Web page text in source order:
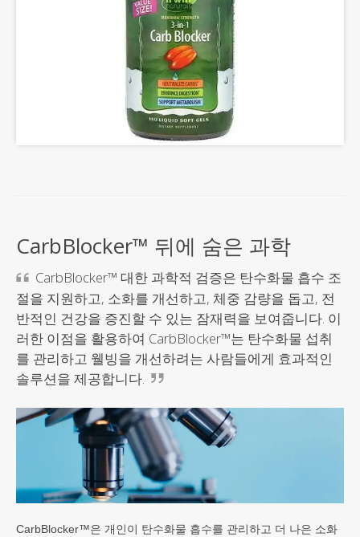
CarbBlocker™ 뒤에 숨은 과학
CarbBlocker™ 대한 과학적 검증은 탄수화물 흡수 조
절을 지원하고, 소화를 개선하고, 체중 감량을 돕고, 전
반적인 건강을 증진할 수 있는 잠재력을 보여줍니다. 이
러한 이점을 활용하여 CarbBlocker™는 탄수화물 섭취
를 관리하고 웰빙을 개선하려는 사람들에게 효과적인
솔루션을 제공합니다.
CarbBlocker™은 개인이 탄수화물 흡수를 관리하고 더 나은 소화